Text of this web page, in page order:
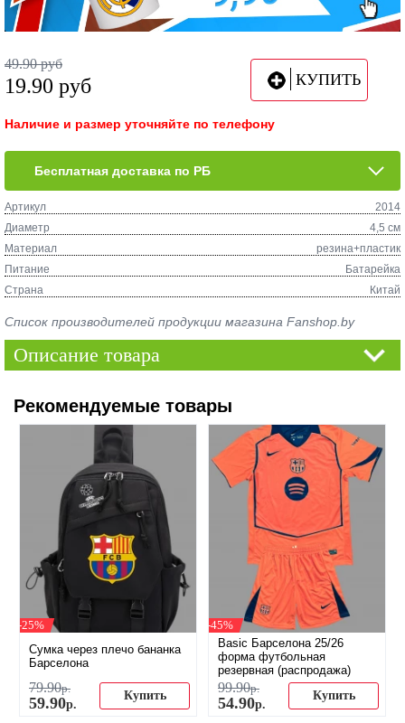
49.90 руб
19.90 руб КУПИТЬ
Наличие и размер уточняйте по телефону
Бесплатная доставка по РБ
Артикул
2014
Диаметр
4,5 см
Материал
резина+пластик
Питание
Батарейка
Страна
Китай
Список производителей продукции магазина Fanshop.by
Описание товара
Рекомендуемые товары
-25%
Сумка через плечо бананка
Барселона
79.90р.
59.90р.
Купить
-45%
Basic Барселона 25/26
форма футбольная
резервная (распродажа)
99.90р.
54.90р.
Купить